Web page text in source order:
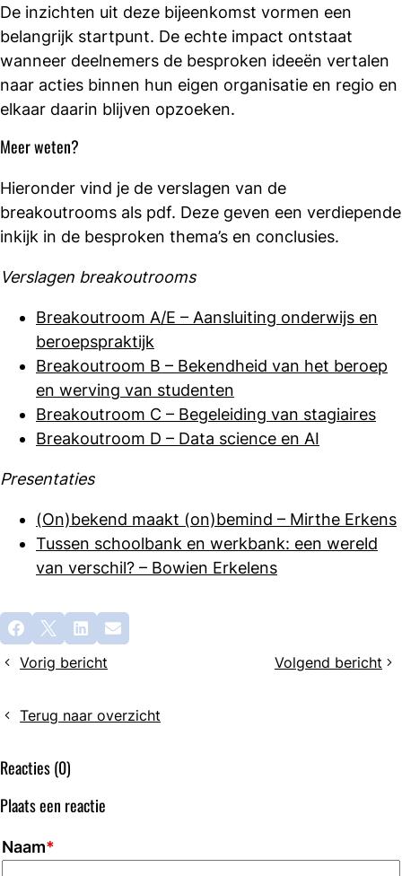
De inzichten uit deze bijeenkomst vormen een
belangrijk startpunt. De echte impact ontstaat
wanneer deelnemers de besproken ideeën vertalen
naar acties binnen hun eigen organisatie en regio en
elkaar daarin blijven opzoeken.
Meer weten?
Hieronder vind je de verslagen van de
breakoutrooms als pdf. Deze geven een verdiepende
inkijk in de besproken thema’s en conclusies.
Verslagen breakoutrooms
Breakoutroom A/E – Aansluiting onderwijs en
beroepspraktijk
Breakoutroom B – Bekendheid van het beroep
en werving van studenten
Breakoutroom C – Begeleiding van stagiaires
Breakoutroom D – Data science en AI
Presentaties
(On)bekend maakt (on)bemind – Mirthe Erkens
Tussen schoolbank en werkbank: een wereld
van verschil? – Bowien Erkelens
Deel
dit
bericht
Facebook
X LinkedInE-mail
Vorig bericht
Drie
e-
van
witte
bloedcellen
1
en
Volgend bericht
NVML
in
Terug naar overzicht
Reacties (0)
Plaats een reactie
Naam*